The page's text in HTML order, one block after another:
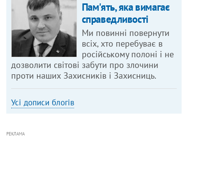
Пам'ять, яка вимагає
справедливості
Ми повинні повернути
всіх, хто перебуває в
російському полоні і не
дозволити світові забути про злочини
проти наших Захисників і Захисниць.
Усі дописи блогів
РЕКЛАМА